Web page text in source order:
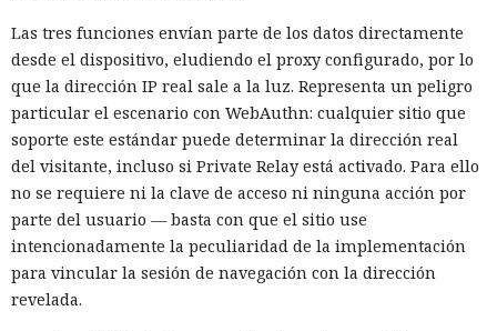
probablemente pretendían llevarse las ramas del registro,
sin embargo no se aporta confirmación de que los archivos
se hubieran robado con éxito.
Para reducir el riesgo de este tipo de ataques, Huntress
recomienda validar y depurar todos los datos que
provengan de los usuarios, así como limitar los privilegios
de las cuentas de base de datos usadas por aplicaciones
públicas. A dichas cuentas no se les deben conceder
permisos para crear objetos Java, ejecutar procedimientos
almacenados innecesarios ni otras acciones administrativas.
Las tres funciones envían parte de los datos directamente
desde el dispositivo, eludiendo el proxy configurado, por lo
que la dirección IP real sale a la luz. Representa un peligro
particular el escenario con WebAuthn: cualquier sitio que
soporte este estándar puede determinar la dirección real
del visitante, incluso si Private Relay está activado. Para ello
no se requiere ni la clave de acceso ni ninguna acción por
parte del usuario — basta con que el sitio use
intencionadamente la peculiaridad de la implementación
para vincular la sesión de navegación con la dirección
revelada.